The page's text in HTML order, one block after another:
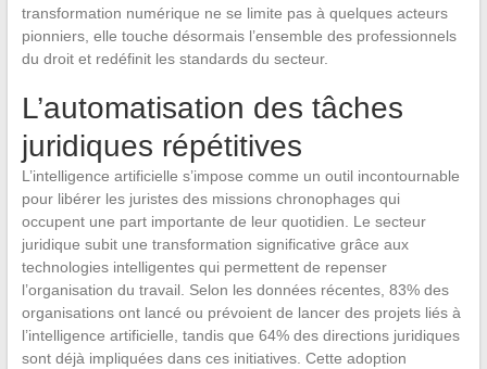
transformation numérique ne se limite pas à quelques acteurs
pionniers, elle touche désormais l’ensemble des professionnels
du droit et redéfinit les standards du secteur.
L’automatisation des tâches
juridiques répétitives
L’intelligence artificielle s’impose comme un outil incontournable
pour libérer les juristes des missions chronophages qui
occupent une part importante de leur quotidien. Le secteur
juridique subit une transformation significative grâce aux
technologies intelligentes qui permettent de repenser
l’organisation du travail. Selon les données récentes, 83% des
organisations ont lancé ou prévoient de lancer des projets liés à
l’intelligence artificielle, tandis que 64% des directions juridiques
sont déjà impliquées dans ces initiatives. Cette adoption